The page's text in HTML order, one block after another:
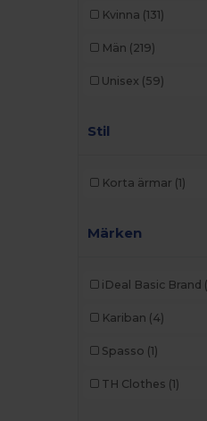
Kvinna (131)
Män (219)
Unisex (59)
Stil
Korta ärmar (1)
Märken
iDeal Basic Brand
Kariban (4)
Spasso (1)
TH Clothes (1)